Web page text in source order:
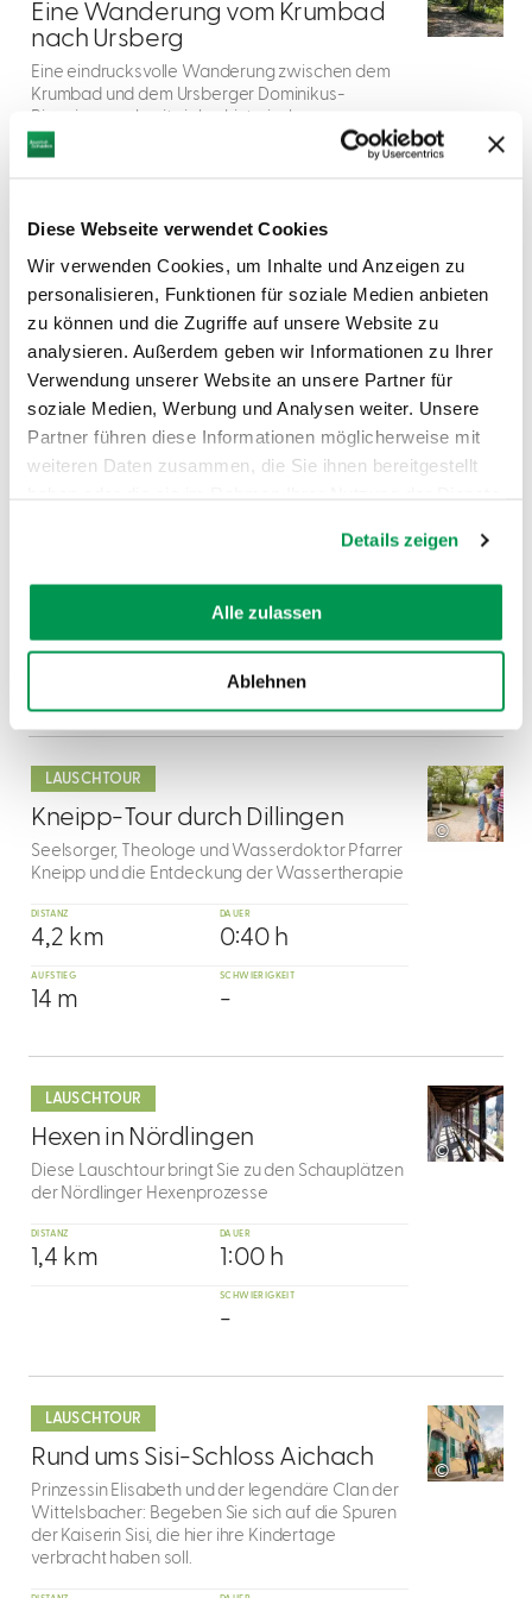
Diese Webseite verwendet Cookies
Wir verwenden Cookies, um Inhalte und Anzeigen zu
personalisieren, Funktionen für soziale Medien anbieten
zu können und die Zugriffe auf unsere Website zu
analysieren. Außerdem geben wir Informationen zu Ihrer
Verwendung unserer Website an unsere Partner für
soziale Medien, Werbung und Analysen weiter. Unsere
Partner führen diese Informationen möglicherweise mit
weiteren Daten zusammen, die Sie ihnen bereitgestellt
Details zeigen
Alle zulassen
Ablehnen
2
Eine Wanderung vom Krumbad
nach Ursberg
Eine eindrucksvolle Wanderung zwischen dem
Krumbad und dem Ursberger Dominikus-
Ringeisenwerk mit vielen historischen
Höhepunkten wie dem Klosterfriedhof.
210 m -
WANDERTOUR
3
Kesseltaler Landwirtschafts-
Erlebnisweg
Beschäftigung mit der Natur, Verständnis für das
SCHWIERIGKEIT
-
mehr
dazu
LAUSCHTOUR
4
Kneipp-Tour durch Dillingen
©
Seelsorger, Theologe und Wasserdoktor Pfarrer
Kneipp und die Entdeckung der Wassertherapie
DISTANZ
4,2 km
DAUER
0:40 h
AUFSTIEG
14 m
SCHWIERIGKEIT
-
dazu
LAUSCHTOUR
5
Hexen in Nördlingen
©
Diese Lauschtour bringt Sie zu den Schauplätzen
der Nördlinger Hexenprozesse
DISTANZ
1,4 km
DAUER
1:00 h
SCHWIERIGKEIT
-
dazu
LAUSCHTOUR
6
Rund ums Sisi-Schloss Aichach
©
Prinzessin Elisabeth und der legendäre Clan der
Wittelsbacher: Begeben Sie sich auf die Spuren
der Kaiserin Sisi, die hier ihre Kindertage
verbracht haben soll.
dazu